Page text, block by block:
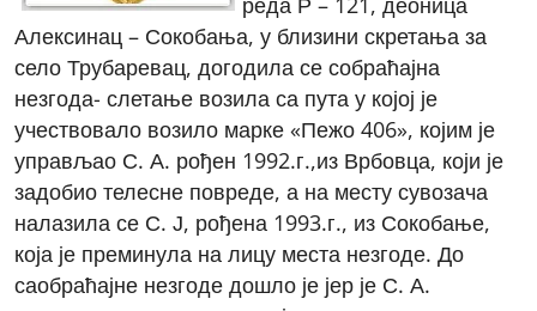
Алексинац – Сокобања, у близини скретања за
село Трубаревац, догодила се собраћајна
незгода- слетање возила са пута у којој је
учествовало возило марке «Пежо 406», којим је
управљао С. А. рођен 1992.г.,из Врбовца, који је
задобио телесне повреде, а на месту сувозача
налазила се С. Ј, рођена 1993.г., из Сокобање,
која је преминула на лицу места незгоде. До
саобраћајне незгоде дошло је јер је С. А.